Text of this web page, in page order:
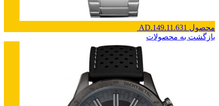
محصول AD.149.11.631
بازگشت به محصولات